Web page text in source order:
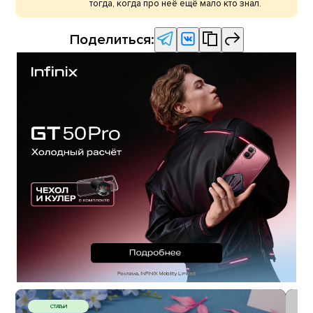
тогда, когда про неё ещё мало кто знал.
Поделиться:
СТАТЬИ